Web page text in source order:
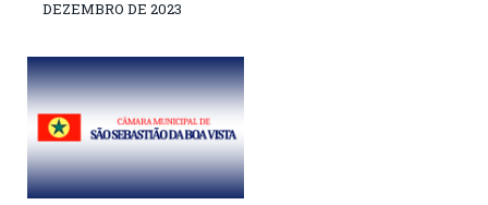
DEZEMBRO DE 2023